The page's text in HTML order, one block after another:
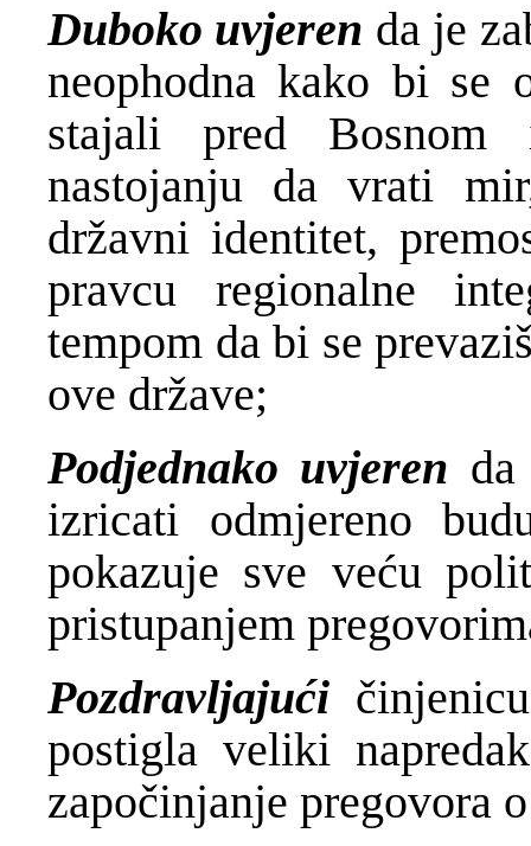
Duboko uvjeren da je
neophodna kako bi se
stajali pred Bosnom
nastojanju da vrati
državni identitet,
pravcu regionalne
tempom da bi se
ove države;
Podjednako uvjeren
izricati odmjereno
pokazuje sve veću
pristupanjem
Pozdravljajući
postigla veliki
započinjanje pregovora